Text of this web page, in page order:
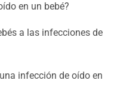
en un bebé?
a las infecciones de
infección de oído en